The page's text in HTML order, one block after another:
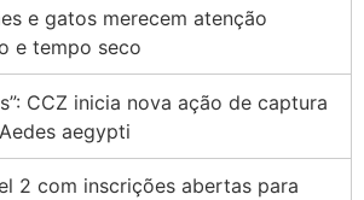
e gatos merecem atenção
e tempo seco
CCZ inicia nova ação de captura
aegypti
2 com inscrições abertas para